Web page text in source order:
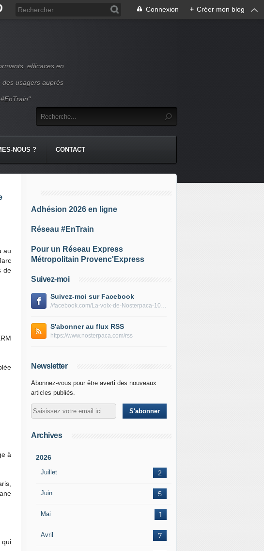
Connexion + Créer mon blog
efficaces en
des usagers auprès
NOUS ? CONTACT
au
de
à
Adhésion 2026 en ligne
Réseau #EnTrain
Pour un Réseau Express
Métropolitain Provenc'Express
Suivez-moi
Suivez-moi sur Facebook
//facebook.com/La-voix-de-Nosterpaca-106434384284735
S'abonner au flux RSS
https://www.nosterpaca.com/rss
Newsletter
Abonnez-vous pour être averti des nouveaux
articles publiés.
Archives
2026
Juillet 2
Juin 5
Mai 1
Avril 7